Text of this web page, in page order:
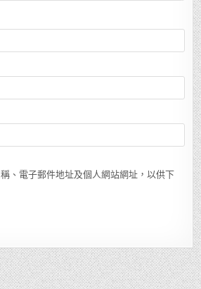
、電子郵件地址及個人網站網址，以供下